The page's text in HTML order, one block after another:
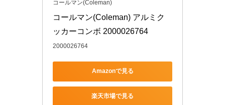
コールマン(Coleman)
コールマン(Coleman) アルミク
ッカーコンボ 2000026764
2000026764
Amazonで見る
楽天市場で見る